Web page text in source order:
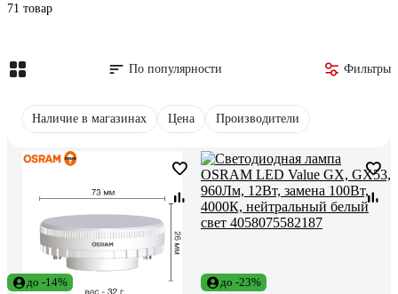
71 товар
По популярности Фильтры
Наличие в магазинах Цена Производители
до -14% до -23%